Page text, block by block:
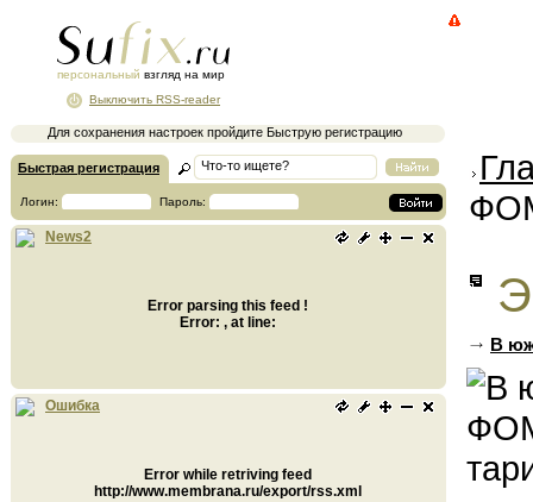
персональный взгляд на мир
Для сохранения настроек пройдите Быструю регистрацию
Выключить RSS-reader
Быстрая регистрация
Логин: Пароль:
News2
Error parsing this feed !
Error: , at line:
Ошибка
Error while retriving feed
http://www.membrana.ru/export/rss.xml
В